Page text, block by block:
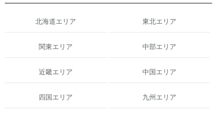
北海道エリア 東北エリア
関東エリア 中部エリア
近畿エリア 中国エリア
四国エリア 九州エリア